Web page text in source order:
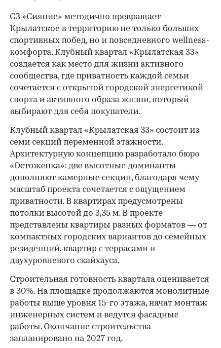
СЗ «Сияние» методично превращает
Крылатское в территорию не только больших
спортивных побед, но и повседневного wellness-
комфорта. Клубный квартал «Крылатская 33»
создается как место для жизни активного
сообщества, где приватность каждой семьи
сочетается с открытой городской энергетикой
спорта и активного образа жизни, который
выбирают для себя покупатели.
Клубный квартал «Крылатская 33» состоит из
семи секций переменной этажности.
Архитектурную концепцию разработало бюро
«Остоженка»: две высотные доминанты
дополняют камерные секции, благодаря чему
масштаб проекта сочетается с ощущением
приватности. В квартирах предусмотрены
потолки высотой до 3,35 м. В проекте
представлены квартиры разных форматов — от
компактных городских вариантов до семейных
резиденций, квартир с террасами и
двухуровневого скайхауса.
Строительная готовность квартала оценивается
в 30%. На площадке продолжаются монолитные
работы выше уровня 15-го этажа, начат монтаж
инженерных систем и ведутся фасадные
работы. Окончание строительства
запланировано на 2027 год.